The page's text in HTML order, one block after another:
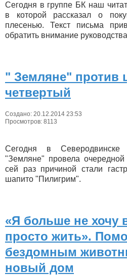
Сегодня в группе БК наш
в которой рассказал о
плесенью. Текст письма
обратить внимание
" Земляне" против
четвертый
Создано: 20.12.2014 23:53
Просмотров: 8113
Сегодня в Северодвинске
"Земляне" провела
сей раз причиной стали
шапито "Пилигрим".
«Я больше не хочу
просто жить».
бездомным
новый дом